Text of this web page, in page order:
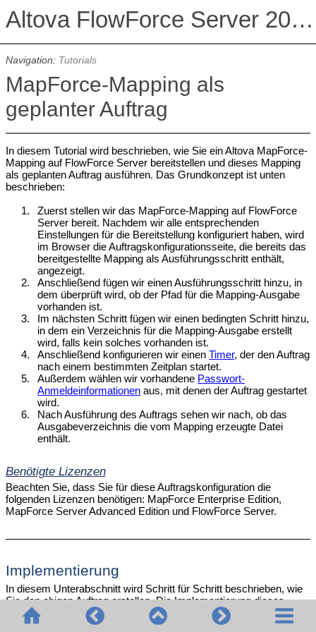
Altova FlowForce Server 2026 Advanced Edition
Navigation: Tutorials
MapForce-Mapping als
geplanter Auftrag
In diesem Tutorial wird beschrieben, wie Sie ein Altova MapForce-
Mapping auf FlowForce Server bereitstellen und dieses Mapping
als geplanten Auftrag ausführen. Das Grundkonzept ist unten
beschrieben:
1.
Zuerst stellen wir das MapForce-Mapping auf FlowForce
Server bereit. Nachdem wir alle entsprechenden
Einstellungen für die Bereitstellung konfiguriert haben, wird
im Browser die Auftragskonfigurationsseite, die bereits das
bereitgestellte Mapping als Ausführungsschritt enthält,
angezeigt.
2.
Anschließend fügen wir einen Ausführungsschritt hinzu, in
dem überprüft wird, ob der Pfad für die Mapping-Ausgabe
vorhanden ist.
3.
Im nächsten Schritt fügen wir einen bedingten Schritt hinzu,
in dem ein Verzeichnis für die Mapping-Ausgabe erstellt
wird, falls kein solches vorhanden ist.
4.
Anschließend konfigurieren wir einenTimer, der den Auftrag
nach einem bestimmten Zeitplan startet.
5.
Außerdem wählen wir vorhandene Passwort-
Anmeldeinformationen aus, mit denen der Auftrag gestartet
wird.
6.
Nach Ausführung des Auftrags sehen wir nach, ob das
Ausgabeverzeichnis die vom Mapping erzeugte Datei
enthält.
Benötigte Lizenzen
Beachten Sie, dass Sie für diese Auftragskonfiguration die
folgenden Lizenzen benötigen: MapForce Enterprise Edition,
MapForce Server Advanced Edition und FlowForce Server.
Implementierung
In diesem Unterabschnitt wird Schritt für Schritt beschrieben, wie
Sie den obigen Auftrag erstellen. Die Implementierung dieses
Szenarios sehen Sie auch in der GIF-Datei am unteren Rand des
Kapitels.